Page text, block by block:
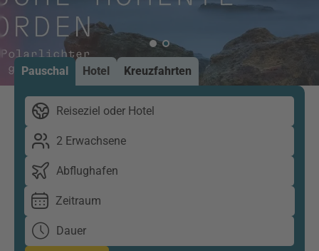
Pauschal Hotel Kreuzfahrten
Reiseziel oder Hotel
2 Erwachsene
Abflughafen
Zeitraum
Dauer